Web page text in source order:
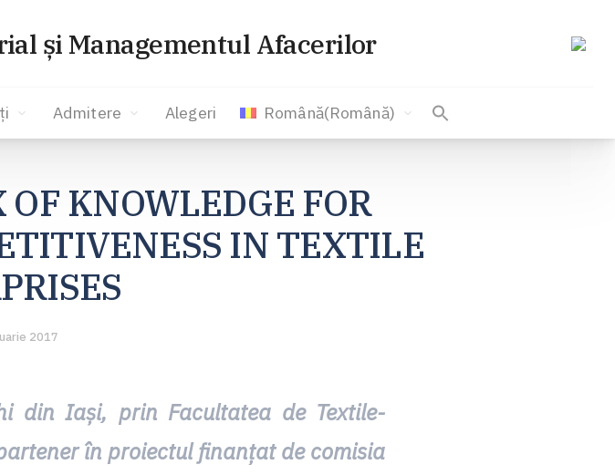
și Managementul Afacerilor
Admitere Alegeri Română(Română)
KNOWLEDGE FOR
IN TEXTILE
2017
din Iași, prin Facultatea de Textile-
în proiectul finanțat de comisia